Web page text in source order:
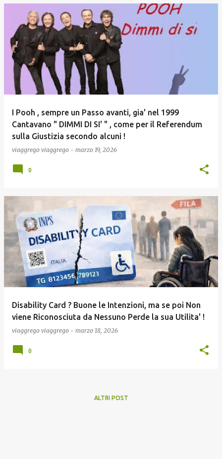
I Pooh , sempre un Passo avanti, gia' nel 1999
Cantavano " DIMMI DI SI' " , come per il Referendum
sulla Giustizia secondo alcuni !
viaggrego viaggrego - marzo 19, 2026
0
Disability Card ? Buone le Intenzioni, ma se poi Non
viene Riconosciuta da Nessuno Perde la sua Utilita' !
viaggrego viaggrego - marzo 18, 2026
0
ALTRI POST